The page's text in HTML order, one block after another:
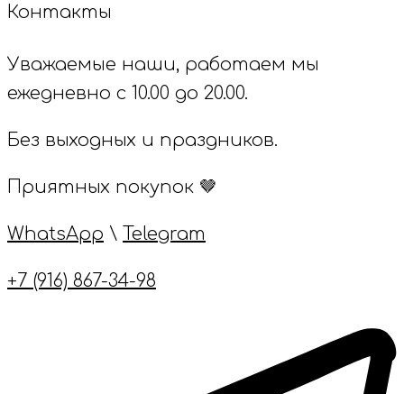
Контакты
Уважаемые наши, работаем мы
ежедневно с 10.00 до 20.00.
Без выходных и праздников.
Приятных покупок 🤎
WhatsApp \ Telegram
+7 (916) 867-34-98